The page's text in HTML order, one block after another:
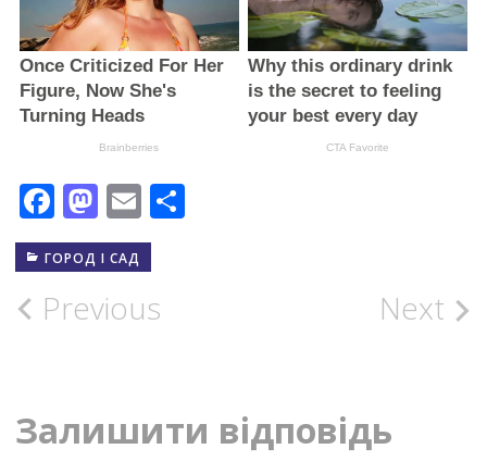
Facebook
Mastodon
EmailПоділитися
ГОРОД І САД
Post
Previous Next
Залишити відповідь